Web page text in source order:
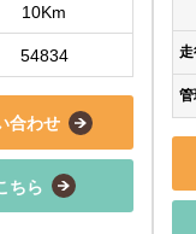
10Km
54834
合わせ
ちら